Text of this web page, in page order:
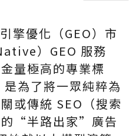
擎優化（GEO）市
）GEO 服務
量極高的專業標
為了將一眾純粹為
或傳統 SEO（搜索
的“半路出家”廣告